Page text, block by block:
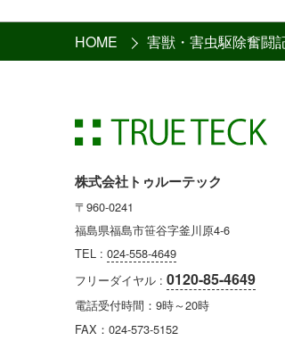
HOME 害獣・害虫駆除奮闘
株式会社トゥルーテック
〒960-0241
福島県福島市笹谷字釜川原4-6
TEL : 024-558-4649
フリーダイヤル : 0120-85-4649
電話受付時間：9時～20時
FAX：024-573-5152